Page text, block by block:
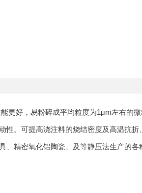
更好，易粉碎成平均粒度为1μm左右的
性。可提高浇注料的烧结密度及高温抗折
、精密氧化铝陶瓷、及等静压法生产的各